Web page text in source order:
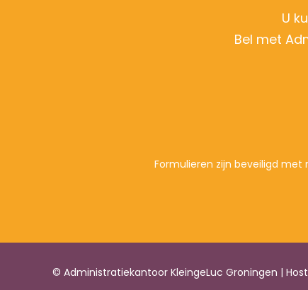
U
Bel met
Formulieren zijn beveiligd met
© Administratiekantoor KleingeLuc Groningen |